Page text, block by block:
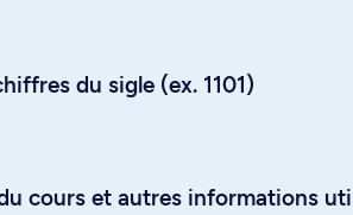
du sigle (ex. 1101)
cours et autres informations